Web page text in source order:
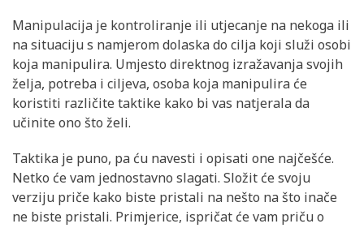
Manipulacija je kontroliranje ili utjecanje na nekoga ili
na situaciju s namjerom dolaska do cilja koji služi osobi
koja manipulira. Umjesto direktnog izražavanja svojih
želja, potreba i ciljeva, osoba koja manipulira će
koristiti različite taktike kako bi vas natjerala da
učinite ono što želi.
Taktika je puno, pa ću navesti i opisati one najčešće.
Netko će vam jednostavno slagati. Složit će svoju
verziju priče kako biste pristali na nešto na što inače
ne biste pristali. Primjerice, ispričat će vam priču o